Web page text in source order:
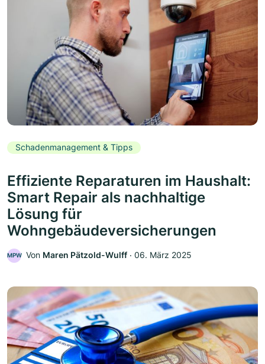
Schadenmanagement & Tipps
Effiziente Reparaturen im Haushalt:
Smart Repair als nachhaltige
Lösung für
Wohngebäudeversicherungen
MPW Von Maren Pätzold-Wulff ‧ 06. März 2025